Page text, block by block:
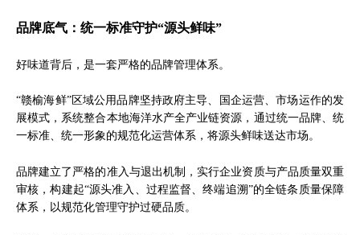
品牌底气：统一标准守护“源头鲜味”
好味道背后，是一套严格的品牌管理体系。
“赣榆海鲜”区域公用品牌坚持政府主导、国企运营、市场运作的发
展模式，系统整合本地海洋水产全产业链资源，通过统一品牌、统
一标准、统一形象的规范化运营体系，将源头鲜味送达市场。
品牌建立了严格的准入与退出机制，实行企业资质与产品质量双重
审核，构建起“源头准入、过程监督、终端追溯”的全链条质量保障
体系，以规范化管理守护过硬品质。